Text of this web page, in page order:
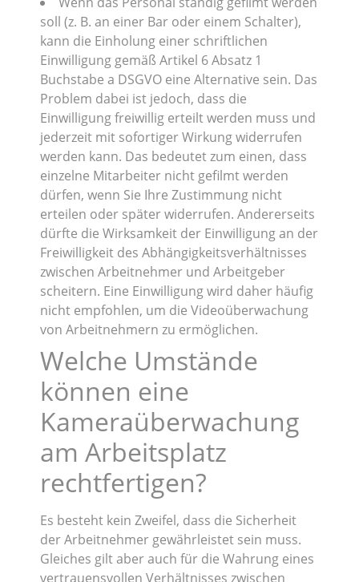
soll (z. B. an einer Bar oder einem Schalter),
kann die Einholung einer schriftlichen
Einwilligung gemäß Artikel 6 Absatz 1
Buchstabe a DSGVO eine Alternative sein. Das
Problem dabei ist jedoch, dass die
Einwilligung freiwillig erteilt werden muss und
jederzeit mit sofortiger Wirkung widerrufen
werden kann. Das bedeutet zum einen, dass
einzelne Mitarbeiter nicht gefilmt werden
dürfen, wenn Sie Ihre Zustimmung nicht
erteilen oder später widerrufen. Andererseits
dürfte die Wirksamkeit der Einwilligung an der
Freiwilligkeit des Abhängigkeitsverhältnisses
zwischen Arbeitnehmer und Arbeitgeber
scheitern. Eine Einwilligung wird daher häufig
nicht empfohlen, um die Videoüberwachung
von Arbeitnehmern zu ermöglichen.
Welche Umstände
können eine
Kameraüberwachung
am Arbeitsplatz
rechtfertigen?
Es besteht kein Zweifel, dass die Sicherheit
der Arbeitnehmer gewährleistet sein muss.
Gleiches gilt aber auch für die Wahrung eines
vertrauensvollen Verhältnisses zwischen